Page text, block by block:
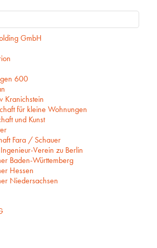
GmbH
600
Kranichstein
für kleine Wohnungen
und Kunst
Fara / Schauer
Verein zu Berlin
Baden-Württemberg
Hessen
Niedersachsen